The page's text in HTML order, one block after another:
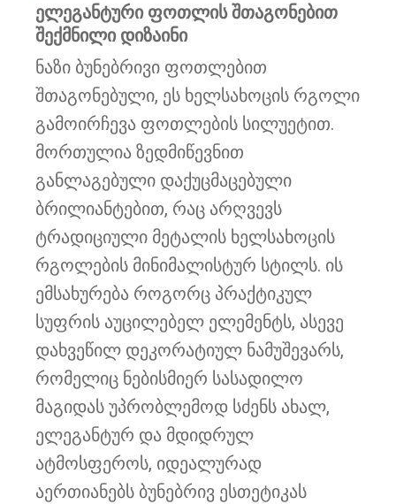
ელეგანტური ფოთლის შთაგონებით
შექმნილი დიზაინი
ნაზი ბუნებრივი ფოთლებით
შთაგონებული, ეს ხელსახოცის რგოლი
გამოირჩევა ფოთლების სილუეტით.
მორთულია ზედმიწევნით
განლაგებული დაქუცმაცებული
ბრილიანტებით, რაც არღვევს
ტრადიციული მეტალის ხელსახოცის
რგოლების მინიმალისტურ სტილს. ის
ემსახურება როგორც პრაქტიკულ
სუფრის აუცილებელ ელემენტს, ასევე
დახვეწილ დეკორატიულ ნამუშევარს,
რომელიც ნებისმიერ სასადილო
მაგიდას უპრობლემოდ სძენს ახალ,
ელეგანტურ და მდიდრულ
ატმოსფეროს, იდეალურად
აერთიანებს ბუნებრივ ესთეტიკას